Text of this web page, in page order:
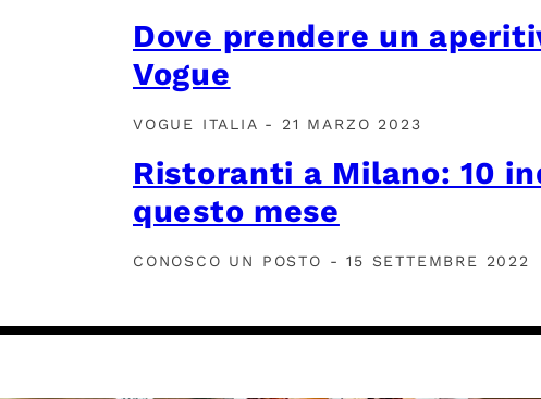
Dove prendere un
Vogue
VOGUE ITALIA - 21 MARZO 2023
Ristoranti a Milano: 10
questo mese
CONOSCO UN POSTO - 15 SETTEMBRE 2022